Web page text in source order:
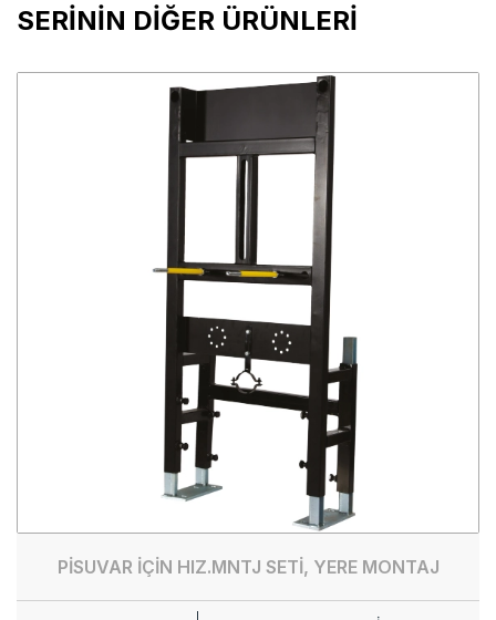
SERİNİN DİĞER ÜRÜNLERİ
PİSUVAR İÇİN HIZ.MNTJ SETİ, YERE MONTAJ